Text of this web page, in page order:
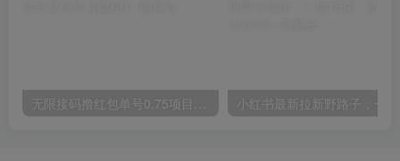
无限接码撸红包单号0.75项目无偿分享给你【揭秘】